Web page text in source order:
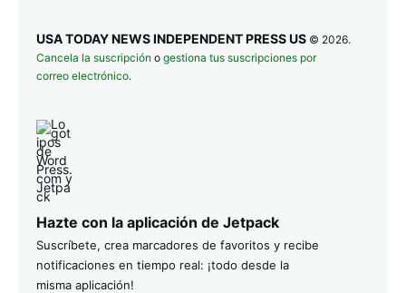
USA TODAY NEWS INDEPENDENT PRESS US © 2026.
Cancela la suscripción o gestiona tus suscripciones por
correo electrónico.
Hazte con la aplicación de Jetpack
Suscríbete, crea marcadores de favoritos y recibe
notificaciones en tiempo real: ¡todo desde la
misma aplicación!